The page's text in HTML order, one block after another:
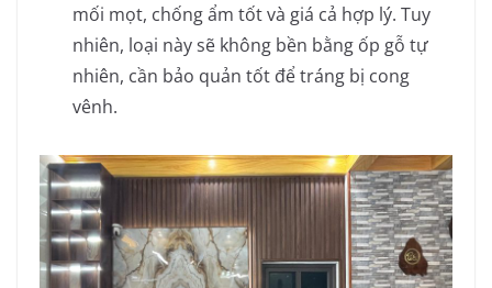
mối mọt, chống ẩm tốt và giá cả hợp lý. Tuy
nhiên, loại này sẽ không bền bằng ốp gỗ tự
nhiên, cần bảo quản tốt để tráng bị cong
vênh.